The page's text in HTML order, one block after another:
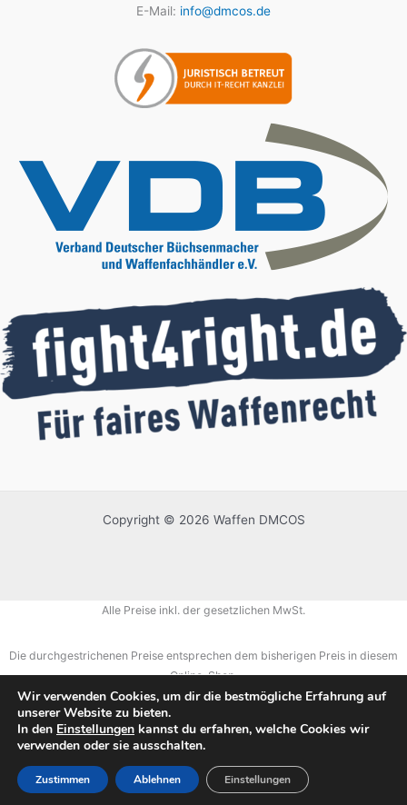
E-Mail: info@dmcos.de
Copyright © 2026 Waffen DMCOS
Alle Preise inkl. der gesetzlichen MwSt.
Die durchgestrichenen Preise entsprechen dem bisherigen Preis in diesem
Online-Shop.
Wir verwenden Cookies, um dir die bestmögliche Erfahrung auf
unserer Website zu bieten.
In den Einstellungen kannst du erfahren, welche Cookies wir
verwenden oder sie ausschalten.
Zustimmen Ablehnen Einstellungen